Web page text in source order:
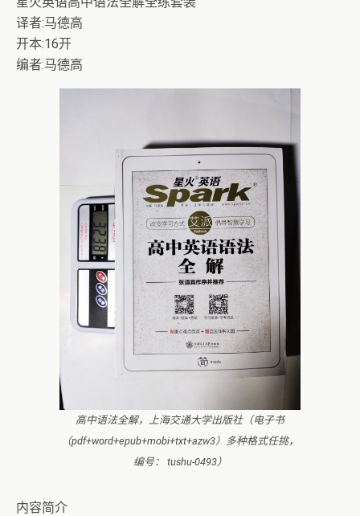
译者:马德高
开本:16开
编者:马德高
高中语法全解，上海交通大学出版社（电子书
（pdf+word+epub+mobi+txt+azw3）多种格式任挑，
编号： tushu-0493）
内容简介